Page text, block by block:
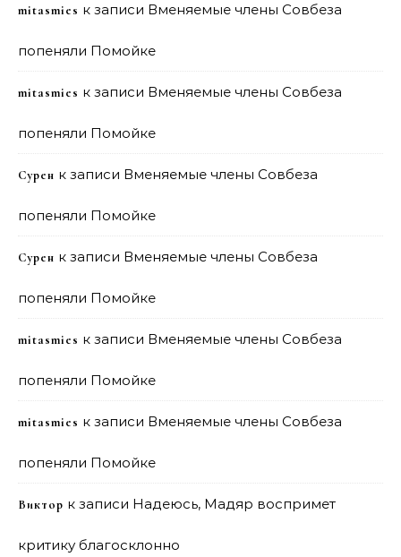
mitasmies к записи Вменяемые члены Совбеза
попеняли Помойке
mitasmies к записи Вменяемые члены Совбеза
попеняли Помойке
Сурен к записи Вменяемые члены Совбеза
попеняли Помойке
Сурен к записи Вменяемые члены Совбеза
попеняли Помойке
mitasmies к записи Вменяемые члены Совбеза
попеняли Помойке
mitasmies к записи Вменяемые члены Совбеза
попеняли Помойке
Виктор к записи Надеюсь, Мадяр воспримет
критику благосклонно